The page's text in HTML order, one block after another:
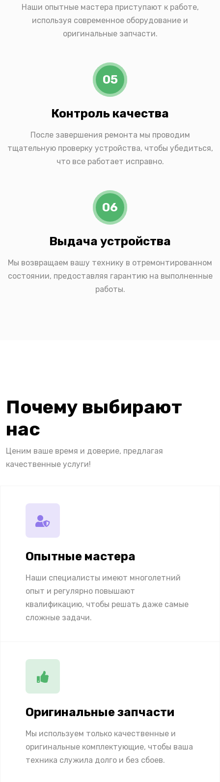
Наши опытные мастера приступают к работе,
используя современное оборудование и
оригинальные запчасти.
05
Контроль качества
После завершения ремонта мы проводим
тщательную проверку устройства, чтобы убедиться,
что все работает исправно.
06
Выдача устройства
Мы возвращаем вашу технику в отремонтированном
состоянии, предоставляя гарантию на выполненные
работы.
Почему выбирают
нас
Ценим ваше время и доверие, предлагая
качественные услуги!
Опытные мастера
Наши специалисты имеют многолетний
опыт и регулярно повышают
квалификацию, чтобы решать даже самые
сложные задачи.
Оригинальные запчасти
Мы используем только качественные и
оригинальные комплектующие, чтобы ваша
техника служила долго и без сбоев.